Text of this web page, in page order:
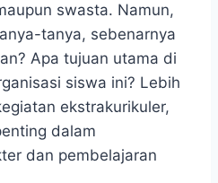
swasta. Namun,
tanya, sebenarnya
Apa tujuan utama di
siswa ini? Lebih
ekstrakurikuler,
dalam
dan pembelajaran